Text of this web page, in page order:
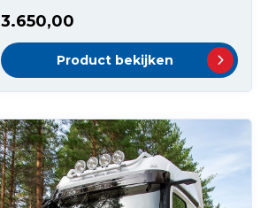
3.650,00
Product bekijken